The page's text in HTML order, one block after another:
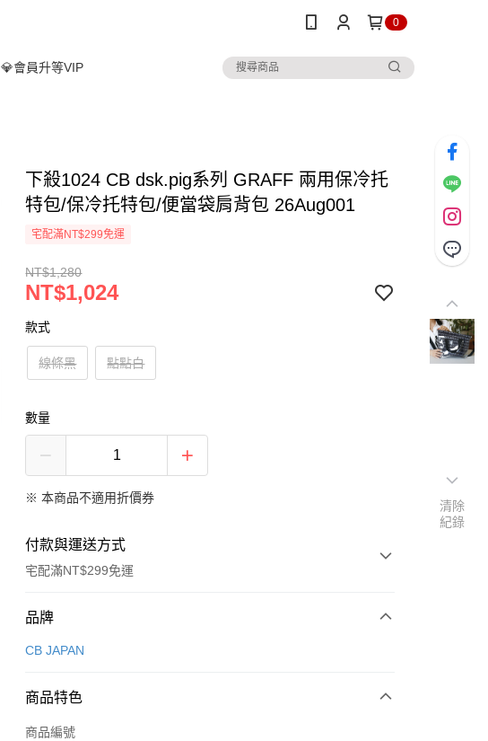
0
💎會員升等VIP
下殺1024 CB dsk.pig系列 GRAFF 兩用保冷托
特包/保冷托特包/便當袋肩背包 26Aug001
宅配滿NT$299免運
NT$1,280
NT$1,024
款式
線條黑 點點白
數量
※ 本商品不適用折價券
付款與運送方式
宅配滿NT$299免運
付款方式
信用卡一次付款
品牌
CB JAPAN
商品特色
商品編號
清除
紀錄